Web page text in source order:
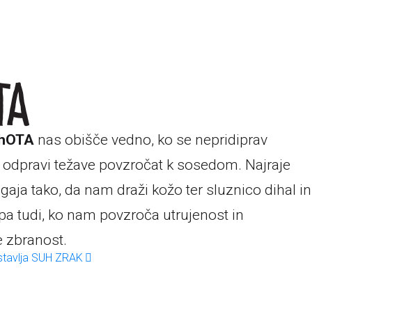
nas obišče vedno, ko se nepridiprav
odpravitežave povzročat k sosedom. Najraje
tako, da nam draži kožoter sluznico dihal in
tudi, ko nam povzroča utrujenost in
zbranost.
SUH ZRAK